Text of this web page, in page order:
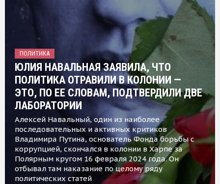
ПОЛИТИКА
ЮЛИЯ НАВАЛЬНАЯ ЗАЯВИЛА, ЧТО
ПОЛИТИКА ОТРАВИЛИ В КОЛОНИИ —
ЭТО, ПО ЕЕ СЛОВАМ, ПОДТВЕРДИЛИ ДВЕ
ЛАБОРАТОРИИ
Алексей Навальный, один из наиболее
последовательных и активных критиков
Владимира Путина, основатель Фонда борьбы с
коррупцией, скончался в колонии в Харпе за
Полярным кругом 16 февраля 2024 года. Он
отбывал там наказание по целому ряду
политических статей